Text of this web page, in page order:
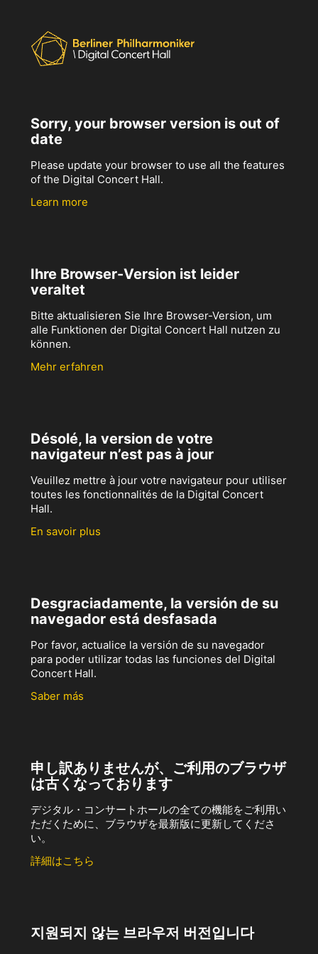
Sorry, your browser version is out of
date
Please update your browser to use all the features
of the Digital Concert Hall.
Learn more
Ihre Browser-Version ist leider
veraltet
Bitte aktualisieren Sie Ihre Browser-Version, um
alle Funktionen der Digital Concert Hall nutzen zu
können.
Mehr erfahren
Désolé, la version de votre
navigateur n’est pas à jour
Veuillez mettre à jour votre navigateur pour utiliser
toutes les fonctionnalités de la Digital Concert
Hall.
En savoir plus
Desgraciadamente, la versión de su
navegador está desfasada
Por favor, actualice la versión de su navegador
para poder utilizar todas las funciones del Digital
Concert Hall.
Saber más
申し訳ありませんが、ご利用のブラウザ
は古くなっております
デジタル・コンサートホールの全ての機能をご利用い
ただくために、ブラウザを最新版に更新してくださ
い。
詳細はこちら
지원되지 않는 브라우저 버전입니다